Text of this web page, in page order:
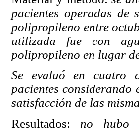
pacientes operadas
polipropileno entre
utilizada fue con
polipropileno en lugar
Se evaluó en cuatro
pacientes considerando
satisfacción de las
Resultados: no hubo